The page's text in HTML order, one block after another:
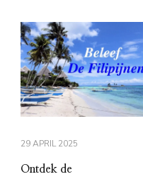
29 APRIL 2025
Ontdek de